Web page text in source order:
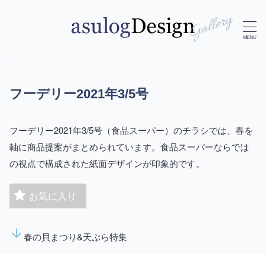
フーデリー2021年3/5号
フーデリー2021年3/5号（食品スーパー）のチラシでは、春を
軸に商品提案がまとめられています。食品スーパーならでは
の視点で構成された紙面デザインが印象的です。
お気に入り
arrow_downward春の貝まつり&天ぷら特集